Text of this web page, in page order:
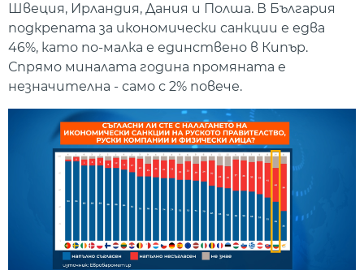
Швеция, Ирландия, Дания и Полша. В България
подкрепата за икономически санкции е едва
46%, като по-малка е единствено в Кипър.
Спрямо миналата година промяната е
незначителна - само с 2% повече.